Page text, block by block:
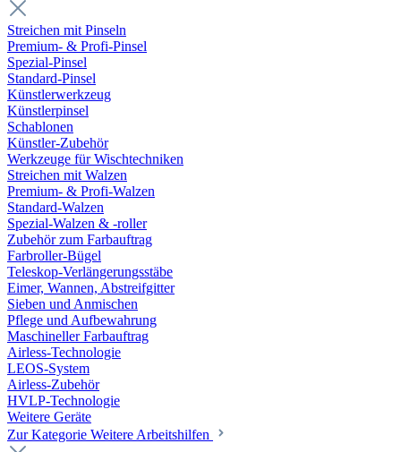
Streichen mit Pinseln
Premium- & Profi-Pinsel
Spezial-Pinsel
Standard-Pinsel
Künstlerwerkzeug
Künstlerpinsel
Schablonen
Künstler-Zubehör
Werkzeuge für Wischtechniken
Streichen mit Walzen
Premium- & Profi-Walzen
Standard-Walzen
Spezial-Walzen & -roller
Zubehör zum Farbauftrag
Farbroller-Bügel
Teleskop-Verlängerungsstäbe
Eimer, Wannen, Abstreifgitter
Sieben und Anmischen
Pflege und Aufbewahrung
Maschineller Farbauftrag
Airless-Technologie
LEOS-System
Airless-Zubehör
HVLP-Technologie
Weitere Geräte
Zur Kategorie Weitere Arbeitshilfen